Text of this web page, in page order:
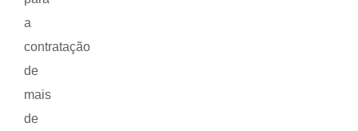
a
contratação
de
mais
de